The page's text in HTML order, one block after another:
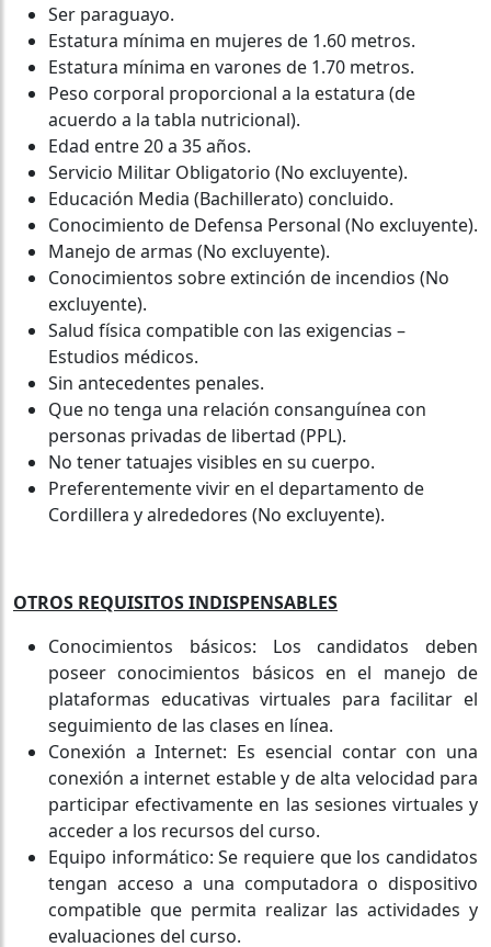
Ser paraguayo.
Estatura mínima en mujeres de 1.60 metros.
Estatura mínima en varones de 1.70 metros.
Peso corporal proporcional a la estatura (de
acuerdo a la tabla nutricional).
Edad entre 20 a 35 años.
Servicio Militar Obligatorio (No excluyente).
Educación Media (Bachillerato) concluido.
Conocimiento de Defensa Personal (No excluyente).
Manejo de armas (No excluyente).
Conocimientos sobre extinción de incendios (No
excluyente).
Salud física compatible con las exigencias –
Estudios médicos.
Sin antecedentes penales.
Que no tenga una relación consanguínea con
personas privadas de libertad (PPL).
No tener tatuajes visibles en su cuerpo.
Preferentemente vivir en el departamento de
Cordillera y alrededores (No excluyente).
OTROS REQUISITOS INDISPENSABLES
Conocimientos básicos: Los candidatos deben
poseer conocimientos básicos en el manejo de
plataformas educativas virtuales para facilitar el
seguimiento de las clases en línea.
Conexión a Internet: Es esencial contar con una
conexión a internet estable y de alta velocidad para
participar efectivamente en las sesiones virtuales y
acceder a los recursos del curso.
Equipo informático: Se requiere que los candidatos
tengan acceso a una computadora o dispositivo
compatible que permita realizar las actividades y
evaluaciones del curso.